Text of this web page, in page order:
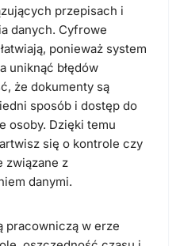
przepisach i
danych. Cyfrowe
ponieważ system
uniknąć błędów
że dokumenty są
sposób i dostęp do
osoby. Dzięki temu
się o kontrole czy
związane z
danymi.
pracowniczą w erze